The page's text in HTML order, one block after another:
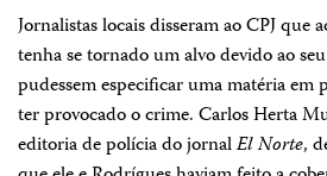
Jornalistas locais disseram ao CPJ que
tenha se tornado um alvo devido ao
pudessem especificar uma matéria em
ter provocado o crime. Carlos Herta
editoria de polícia do jornalEl Norte,